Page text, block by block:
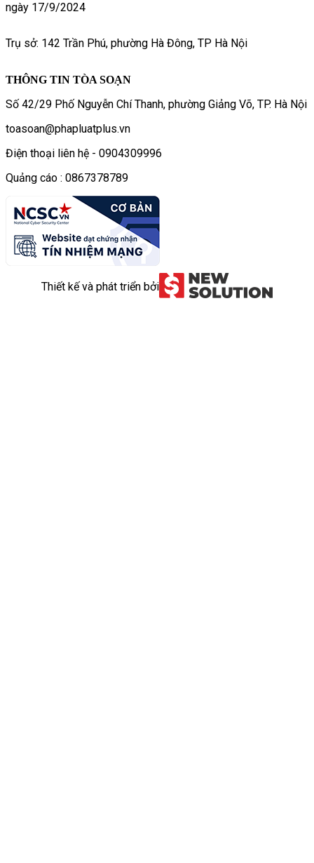
ngày 17/9/2024
Trụ sở: 142 Trần Phú, phường Hà Đông, TP Hà Nội
THÔNG TIN TÒA SOẠN
Số 42/29 Phố Nguyễn Chí Thanh, phường Giảng Võ, TP. Hà Nội
toasoan@phapluatplus.vn
Điện thoại liên hệ - 0904309996
Quảng cáo : 0867378789
Thiết kế và phát triển bởi